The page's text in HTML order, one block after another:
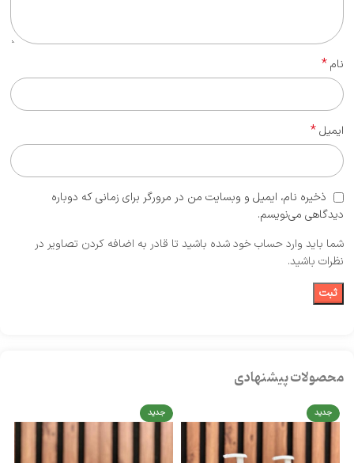
نام*
ایمیل*
ذخیره نام، ایمیل و وبسایت من در مرورگر برای زمانی که دوباره
دیدگاهی می‌نویسم.
شما باید وارد حساب خود شده باشید تا قادر به اضافه کردن تصاویر در
نظرات باشید.
محصولات پیشنهادی
جدید جدید